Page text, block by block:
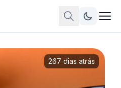
267 dias atrás